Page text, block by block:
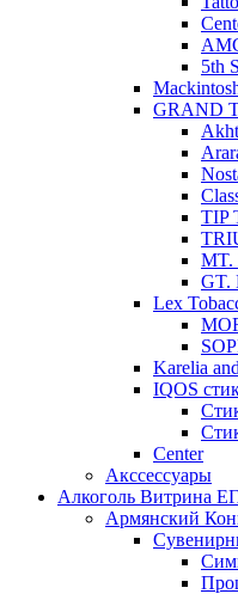
5th
GRAND
TIP
MT.
GT.
Lex
Karelia
IQOS
Сenter
Акссессуары
Алкоголь Витрина
Армянский